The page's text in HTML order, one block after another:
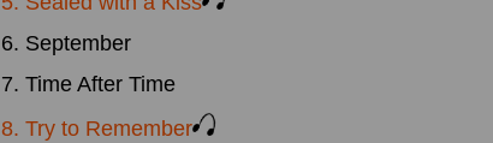
6. September
7. Time After Time
8. Try to Remember